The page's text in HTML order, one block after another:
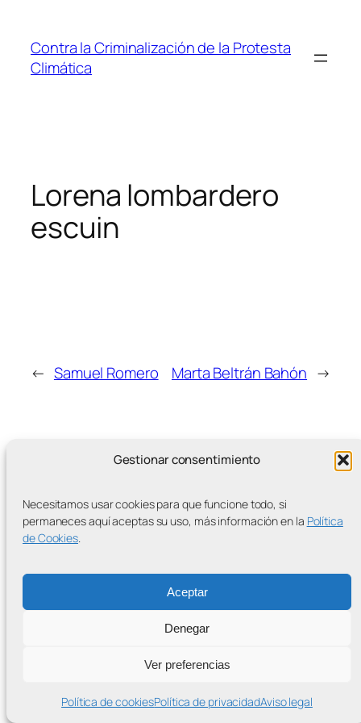
Gestionar consentimiento
Necesitamos usar cookies para que funcione todo, si
permaneces aquí aceptas su uso, más información en la Política
de Cookies.
Aceptar
Denegar
Ver preferencias
Política de cookiesPolítica de privacidadAviso legal
contenido
Contra la Criminalización de la Protesta
Climática
Lorena lombardero
escuin
← Samuel Romero Marta Beltrán Bahón →
MÁS ENTRADAS
Contra la Criminalización de la Protesta Climática
Proudly powered byWordPress